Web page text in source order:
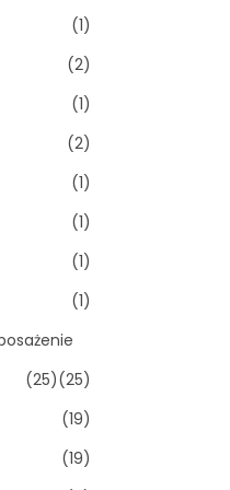
(1)
(2)
(1)
(2)
(1)
(1)
(1)
(1)
(25)
(25)
(19)
(19)